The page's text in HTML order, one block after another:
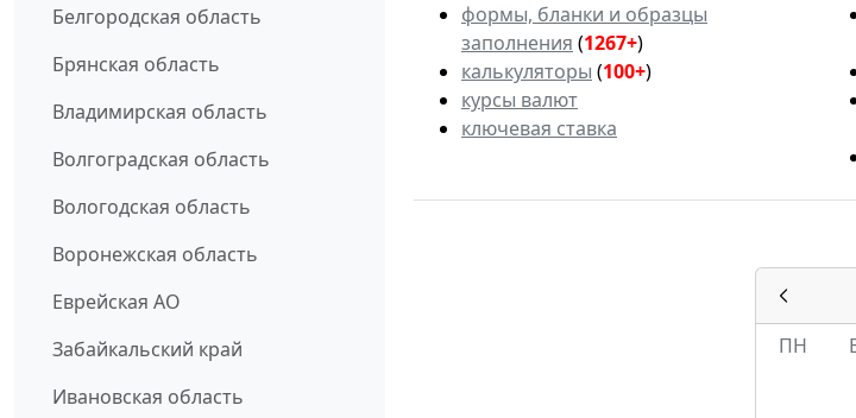
Белгородская область
Брянская область
Владимирская область
Волгоградская область
Вологодская область
Воронежская область
Еврейская АО
Забайкальский край
Ивановская область
формы, бланки и образцы
заполнения (1267+)
калькуляторы (100+)
курсы валют
ключевая ставка
ПН